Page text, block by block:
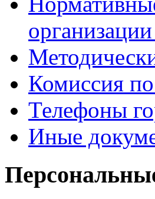
Комиссия
Телефоны
Иные